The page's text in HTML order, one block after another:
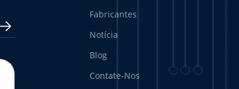
Fabricantes
Notícia
Blog
Contate-Nos